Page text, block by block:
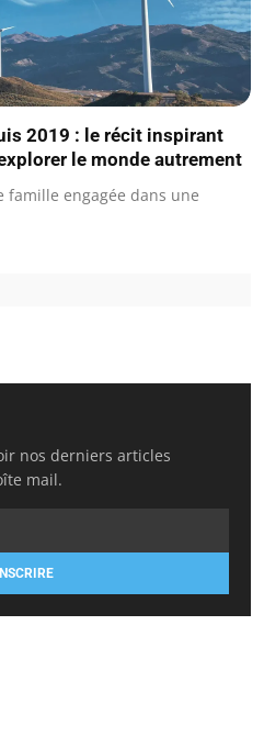
2019 : le récit inspirant
le monde autrement
famille engagée dans une
nos derniers articles
mail.